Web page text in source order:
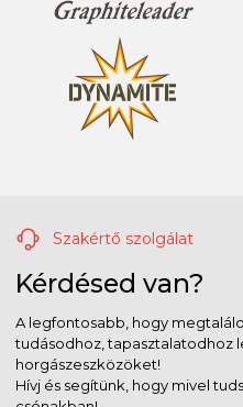
Szakértő szolgálat
Kérdésed van?
A legfontosabb, hogy
tudásodhoz, tapasztalatodhoz
horgászeszközöket!
Hívj és segítünk, hogy mivel